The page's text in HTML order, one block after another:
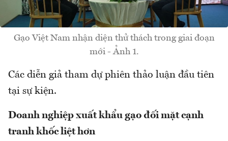
Gạo Việt Nam nhận diện thử thách trong giai đoạn
mới - Ảnh 1.
Các diễn giả tham dự phiên thảo luận đầu tiên
tại sự kiện.
Doanh nghiệp xuất khẩu gạo đối mặt cạnh
tranh khốc liệt hơn